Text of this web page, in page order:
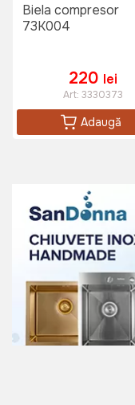
Biela compresor
73K004
220 lei
Art: 3330373
Adaugă